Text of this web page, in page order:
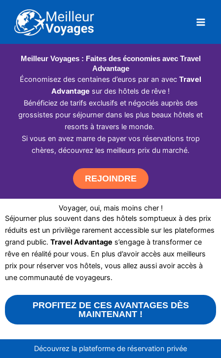
contenu
Meilleur Voyages : Faites des économies avec Travel
Advantage
Économisez des centaines d’euros par an avec Travel
Advantage sur des hôtels de rêve !
Bénéficiez de tarifs exclusifs et négociés auprès des
grossistes pour séjourner dans les plus beaux hôtels et
resorts à travers le monde.
Si vous en avez marre de payer vos réservations trop
chères, découvrez les meilleurs prix du marché.
REJOINDRE
Voyager, oui, mais moins cher !
Séjourner plus souvent dans des hôtels somptueux à des prix
réduits est un privilège rarement accessible sur les plateformes
grand public. Travel Advantage s’engage à transformer ce
rêve en réalité pour vous. En plus d’avoir accès aux meilleurs
prix pour réserver vos hôtels, vous allez aussi avoir accès à
une communauté de voyageurs.
PROFITEZ DE CES AVANTAGES DÈS
MAINTENANT !
Découvrez la plateforme de réservation privée